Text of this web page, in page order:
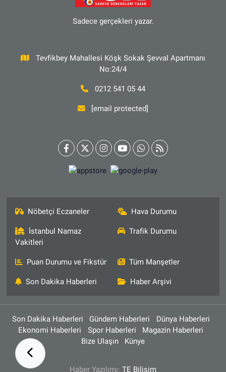
Sadece gerçekleri yazar.
Tevfikbey Mahallesi Köşk Sokak Şevval Apartmanı
No:24/4
0212 541 05 44
[email protected]
Nöbetçi Eczaneler Hava Durumu
İstanbul Namaz
Vakitleri
Trafik Durumu
Puan Durumu ve Fikstür Tüm Manşetler
Son Dakika Haberleri Haber Arşivi
Son Dakika Haberleri Gündem Haberleri
Dünya Haberleri
Ekonomi Haberleri
Spor Haberleri
Magazin Haberleri
Bize Ulaşın
Künye
Haber Yazılımı: TE Bilişim